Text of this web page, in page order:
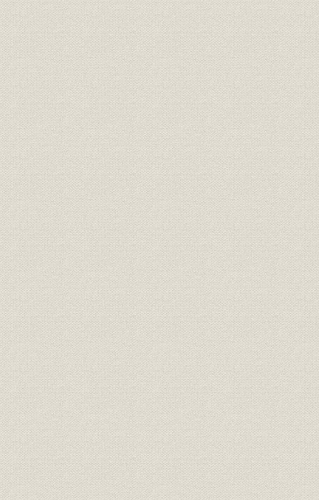
表1-2-1 上位株主一覧
第二章
表2-2-1 株主構成の変遷(上位株主および役員)
[表]2-2-2 明治25年末大株主持株の増減
[表]2-2-3 明治21年理事員会の開催と出席の状況
[表]2-2-4 明治22年理事員会の開催と出席の状況
[表]2-2-5 明治23年以降重役会の開催と出席の状況
[表]2-2-6 明治21~26年重役会議提出案件の分類
[表]2-3-1 初期の業績(明治生命・日本生命との比較―明治二一~三二
[表]2-3-2 保険種類別年末現在被保険者数(明治二一~二三年)
[表]2-3-3 保険種類別新契約高(明治二六~三二年)
図2-3-1 終身保険より養老保険への推移(新契約金額―当社と全生
六~昭和二年)
表2-3-4 創業時の保険料例表
[表]2-3-5 保険料例表(スタンダード社と当社の比較―明治二一年当
[表]2-3-6 保険料例表(明治二四年三月の改正前と改正後)
[表]2-3-7 日清戦争死因別統計
[表]2-3-8 3大生保の代理店数の推移